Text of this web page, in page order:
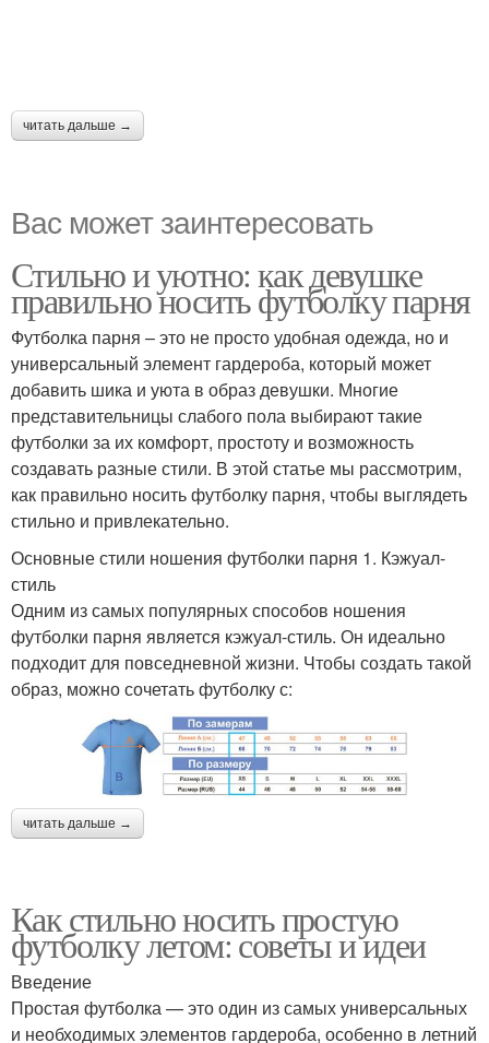
читать дальше →
Вас может заинтересовать
Стильно и уютно: как девушке
правильно носить футболку парня
Футболка парня – это не просто удобная одежда, но и
универсальный элемент гардероба, который может
добавить шика и уюта в образ девушки. Многие
представительницы слабого пола выбирают такие
футболки за их комфорт, простоту и возможность
создавать разные стили. В этой статье мы рассмотрим,
как правильно носить футболку парня, чтобы выглядеть
стильно и привлекательно.
Основные стили ношения футболки парня 1. Кэжуал-
стиль
Одним из самых популярных способов ношения
футболки парня является кэжуал-стиль. Он идеально
подходит для повседневной жизни. Чтобы создать такой
образ, можно сочетать футболку с:
читать дальше →
Как стильно носить простую
футболку летом: советы и идеи
Введение
Простая футболка — это один из самых универсальных
и необходимых элементов гардероба, особенно в летний